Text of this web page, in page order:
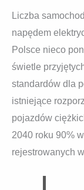
Liczba
napędem
Polsce nieco
świetle
standardów dla
istniejące
pojazdów
2040 roku 90%
rejestrowanych